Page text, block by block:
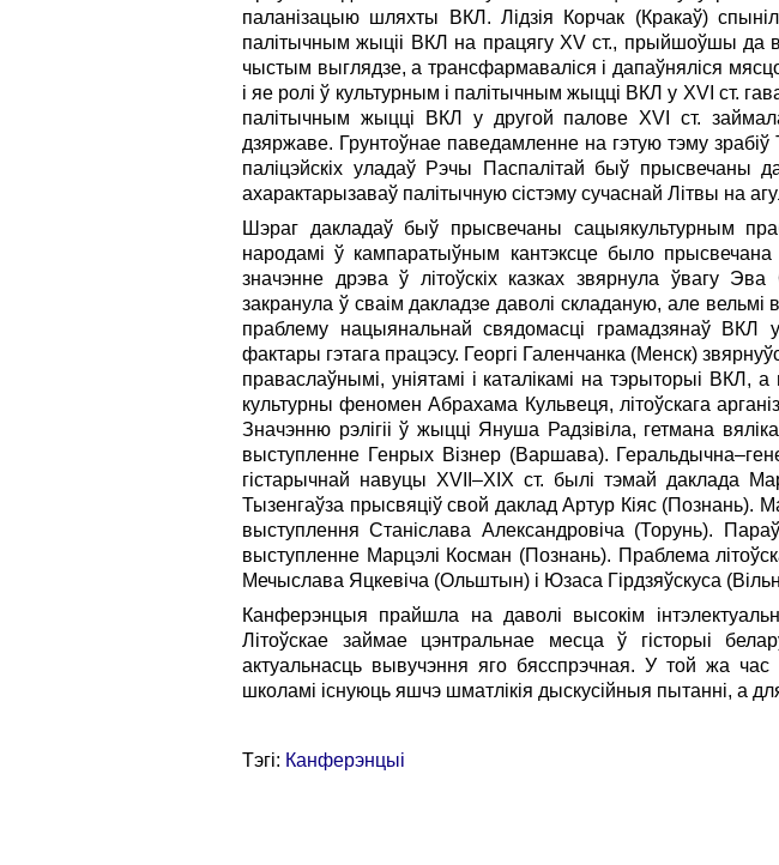
паланізацыю шляхты ВКЛ. Лідзія Корчак (Кракаў)
палітычным жыціі ВКЛ на працягу XV ст., прыйшоўшы да
чыстым выглядзе, а трансфармаваліся і дапаўняліся
і яе ролі ў культурным і палітычным жыцці ВКЛ у XVI ст.
палітычным жыцці ВКЛ у другой палове XVI ст.
дзяржаве. Грунтоўнае паведамленне на гэтую тэму
паліцэйскіх уладаў Рэчы Паспалітай быў прысвечаны
ахарактарызаваў палітычную сістэму сучаснай Літвы на
Шэраг дакладаў быў прысвечаны сацыякультурным
народамі ў кампаратыўным кантэксце было
значэнне дрэва ў літоўскіх казках звярнула ўвагу
закранула ў сваім дакладзе даволі складаную, але вельмі
праблему нацыянальнай свядомасці грамадзянаў ВКЛ
фактары гэтага працэсу. Георгі Галенчанка (Менск)
праваслаўнымі, уніятамі і каталікамі на тэрыторыі ВКЛ,
культурны феномен Абрахама Кульвеця, літоўскага
Значэнню рэлігіі ў жыцці Януша Радзівіла, гетмана
выступленне Генрых Візнер (Варшава).
гістарычнай навуцы XVII–XIX ст. былі тэмай даклада
Тызенгаўза прысвяціў свой даклад Артур Кіяс (Познань).
выступлення Станіслава Александровіча (Торунь).
выступленне Марцэлі Косман (Познань). Праблема
Мечыслава Яцкевіча (Ольштын) і Юзаса Гірдзяўскуса
Канферэнцыя прайшла на даволі высокім
Літоўскае займае цэнтральнае месца ў гісторыі
актуальнасць вывучэння яго бясспрэчная. У той жа час
школамі існуюць яшчэ шматлікія дыскусійныя пытанні, а
Тэгі: Канферэнцыі